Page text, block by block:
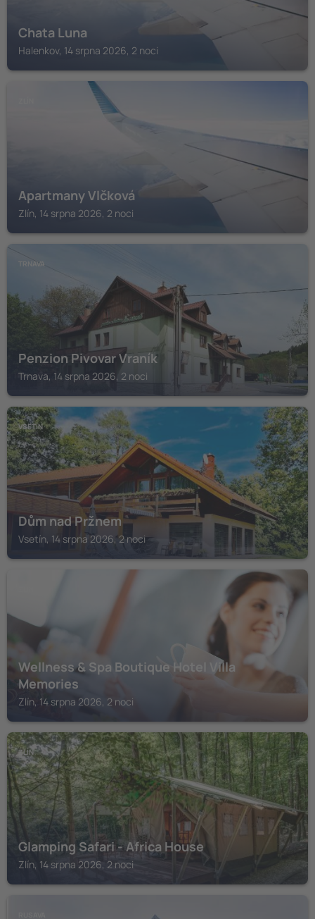
Chata Luna
Halenkov, 14 srpna 2026, 2 noci
Apartmany Vlčková
Zlín, 14 srpna 2026, 2 noci
TRNAVA
Penzion Pivovar Vraník
Trnava, 14 srpna 2026, 2 noci
VSETÍN
Dům nad Pržnem
Vsetín, 14 srpna 2026, 2 noci
Wellness & Spa Boutique Hotel Villa
Memories
Zlín, 14 srpna 2026, 2 noci
ZLÍN
Glamping Safari - Africa House
Zlín, 14 srpna 2026, 2 noci